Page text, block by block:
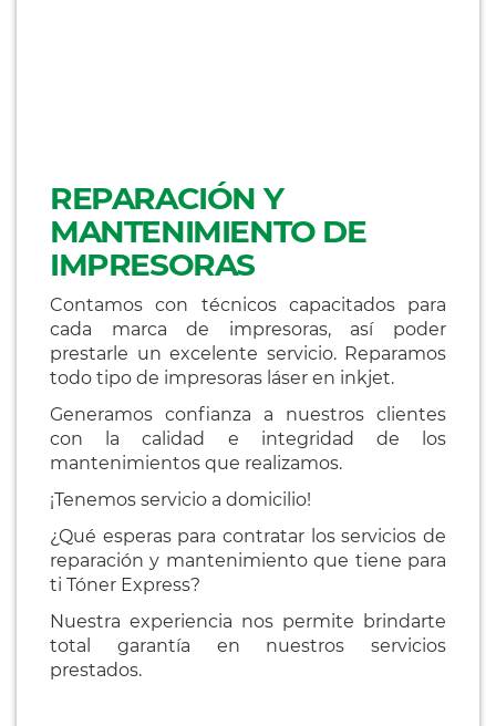
REPARACIÓN Y
MANTENIMIENTO DE
IMPRESORAS
Contamos con técnicos capacitados para
cada marca de impresoras, así poder
prestarle un excelente servicio. Reparamos
todo tipo de impresoras láser en inkjet.
Generamos confianza a nuestros clientes
con la calidad e integridad de los
mantenimientos que realizamos.
¡Tenemos servicio a domicilio!
¿Qué esperas para contratar los servicios de
reparación y mantenimiento que tiene para
ti Tóner Express?
Nuestra experiencia nos permite brindarte
total garantía en nuestros servicios
prestados.